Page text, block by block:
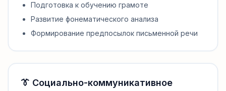
Подготовка к обучению грамоте
Развитие фонематического анализа
Формирование предпосылок письменной речи
👔 Социально-коммуникативное